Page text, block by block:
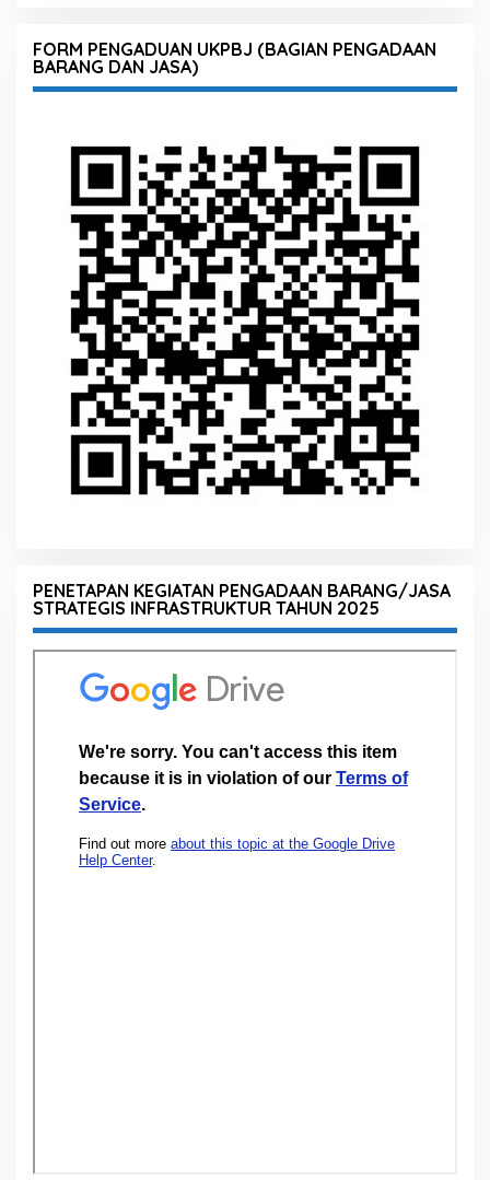
FORM PENGADUAN UKPBJ (BAGIAN PENGADAAN
BARANG DAN JASA)
PENETAPAN KEGIATAN PENGADAAN BARANG/JASA
STRATEGIS INFRASTRUKTUR TAHUN 2025